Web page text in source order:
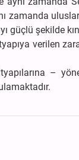
zamanda
güçlü şekilde
verilen
–